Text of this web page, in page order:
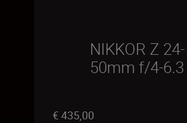
NIKKOR Z 24-
50mm f/4-6.3
€ 435,00